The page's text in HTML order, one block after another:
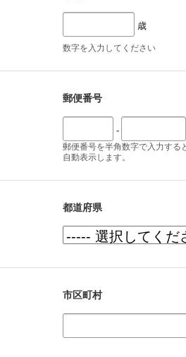
歳
数字を入力してください
郵便番号
-
郵便番号を半角数字で入力する
自動表示します。
都道府県
市区町村